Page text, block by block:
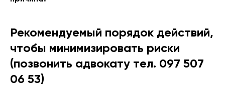
Рекомендуемый порядок действий,
чтобы минимизировать риски
(позвонить адвокату тел. 097 507
06 53)